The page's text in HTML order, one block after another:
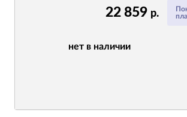
22 859 р.
нет в наличии